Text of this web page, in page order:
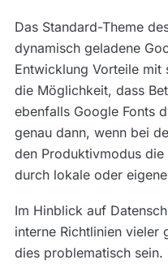
Das Standard-Theme
dynamisch geladene
Entwicklung Vorteile mit
die Möglichkeit, dass
ebenfalls Google Fonts
genau dann, wenn bei
den Produktivmodus
durch lokale oder
Im Hinblick auf
interne Richtlinien vieler
dies problematisch